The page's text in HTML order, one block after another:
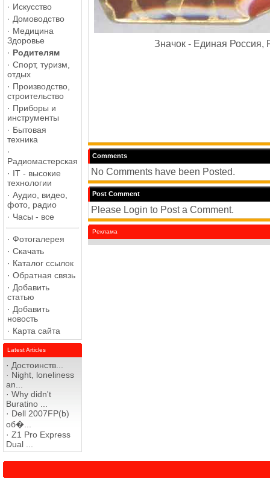
· Искусство
· Домоводство
· Медицина
Здоровье
· Родителям
· Спорт, туризм,
отдых
· Производство,
строительство
· Приборы и
инструменты
· Бытовая
техника
·
Радиомастерская
· IT - высокие
технологии
· Аудио, видео,
фото, радио
· Часы - все
· Фотогалерея
· Скачать
· Каталог ссылок
· Обратная связь
· Добавить
статью
· Добавить
новость
· Карта сайта
Latest Articles
· Достоинств...
· Night, loneliness
an...
· Why didn't
Buratino ...
· Dell 2007FP(b)
об�...
· Z1 Pro Express
Dual ...
Значок - Единая Россия,
Comments
No Comments have been Posted.
Post Comment
Please Login to Post a Comment.
Реклама